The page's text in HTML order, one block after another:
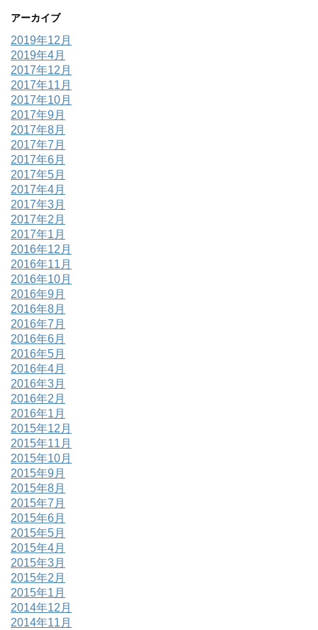
アーカイブ
2019年12月
2019年4月
2017年12月
2017年11月
2017年10月
2017年9月
2017年8月
2017年7月
2017年6月
2017年5月
2017年4月
2017年3月
2017年2月
2017年1月
2016年12月
2016年11月
2016年10月
2016年9月
2016年8月
2016年7月
2016年6月
2016年5月
2016年4月
2016年3月
2016年2月
2016年1月
2015年12月
2015年11月
2015年10月
2015年9月
2015年8月
2015年7月
2015年6月
2015年5月
2015年4月
2015年3月
2015年2月
2015年1月
2014年12月
2014年11月